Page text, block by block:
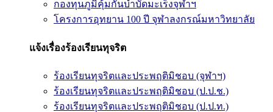
กองทุนภูมิคุ้มกันบำบัดมะเร็งจุฬาฯ
โครงการอุทยาน 100 ปี จุฬาลงกรณ์มหาวิทยาลัย
แจ้งเรื่องร้องเรียนทุจริต
ร้องเรียนทุจริตและประพฤติมิชอบ (จุฬาฯ)
ร้องเรียนทุจริตและประพฤติมิชอบ (ป.ป.ช.)
ร้องเรียนทุจริตและประพฤติมิชอบ (ป.ป.ท.)